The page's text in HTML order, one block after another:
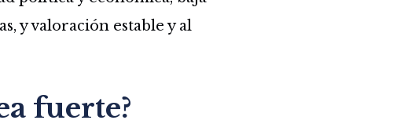
y valoración estable y al
fuerte?